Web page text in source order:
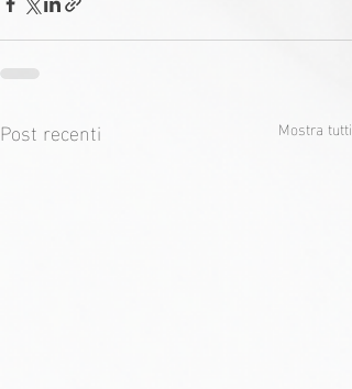
Post recenti Mostra tutti